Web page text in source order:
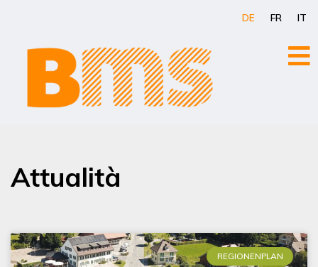
DE FR IT
Attualità
REGIONENPLAN